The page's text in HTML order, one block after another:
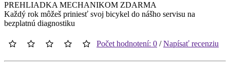
PREHLIADKA MECHANIKOM ZDARMA
Každý rok môžeš priniesť svoj bicykel do nášho servisu na
bezplatnú diagnostiku
Počet hodnotení: 0 /Napísať recenziu